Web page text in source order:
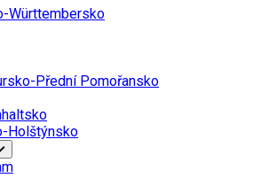
Württembersko
Přední Pomořansko
Holštýnsko